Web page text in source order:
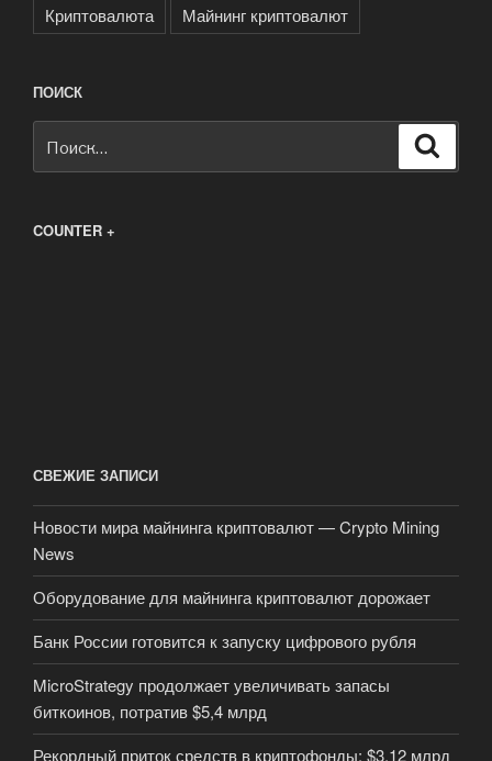
Криптовалюта
Майнинг криптовалют
ПОИСК
COUNTER +
СВЕЖИЕ ЗАПИСИ
Новости мира майнинга криптовалют — Crypto Mining
News
Оборудование для майнинга криптовалют дорожает
Банк России готовится к запуску цифрового рубля
MicroStrategy продолжает увеличивать запасы
биткоинов, потратив $5,4 млрд
Рекордный приток средств в криптофонды: $3,12 млрд